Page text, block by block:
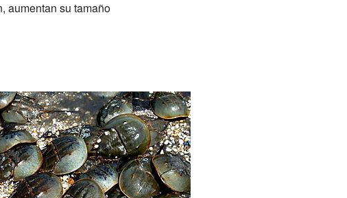
aumentan su tamaño